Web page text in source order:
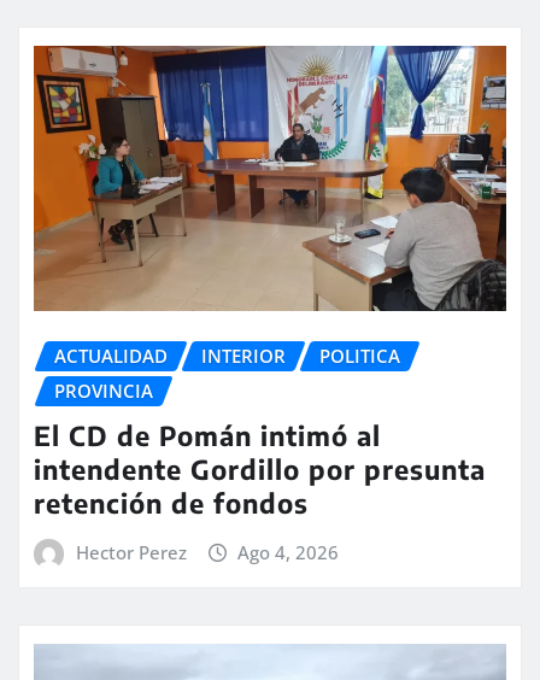
ACTUALIDAD INTERIOR
POLITICA
PROVINCIA
El CD de Pomán intimó al
intendente Gordillo por presunta
retención de fondos
Hector Perez Ago 4, 2026